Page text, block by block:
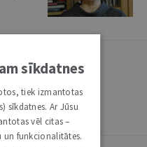
piesārņojuma
sīkdatnes
tiek izmantotas
sīkdatnes. Ar Jūsu
vēl citas –
funkcionalitātes.